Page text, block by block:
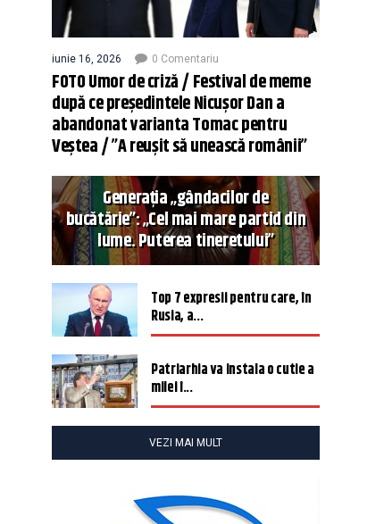
iunie 16, 2026 0 Comentariu
FOTO Umor de criză / Festival de meme
după ce președintele Nicușor Dan a
abandonat varianta Tomac pentru
Veștea / ”A reușit să unească românii”
Generația „gândacilor de
bucătărie”: „Cel mai mare partid din
lume. Puterea tineretului”
Top 7 expresii pentru care, în
Rusia, a...
Patriarhia va instala o cutie a
milei î...
VEZI MAI MULT